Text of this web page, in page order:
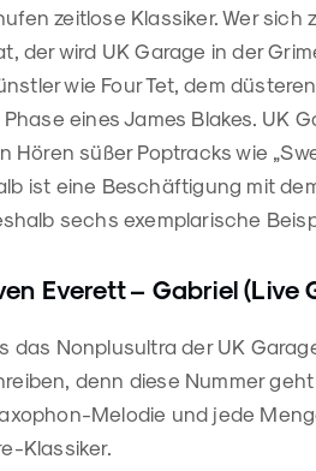
zeitlose Klassiker. Wer sich
der wird UK Garage in der
wie Four Tet, dem
eines James Blakes. UK
Hören süßer Poptracks wie
ist eine Beschäftigung mit
sechs exemplarische
Everett – Gabriel (Live
das Nonplusultra der UK
denn diese Nummer
Melodie und jede
Klassiker.